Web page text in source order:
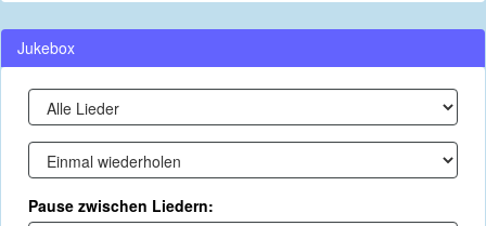
Jukebox
Pause zwischen Liedern: